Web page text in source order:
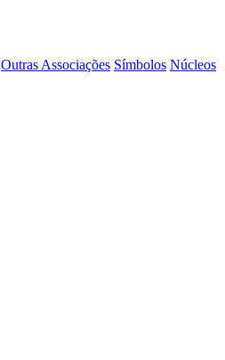
Outras Associações Símbolos Núcleos